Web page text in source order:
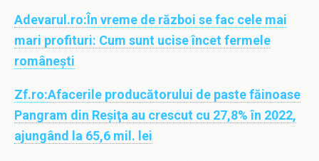
Adevarul.ro:În vreme de război se fac cele mai
mari profituri: Cum sunt ucise încet fermele
românești
Zf.ro:Afacerile producătorului de paste făinoase
Pangram din Reşiţa au crescut cu 27,8% în 2022,
ajungând la 65,6 mil. lei